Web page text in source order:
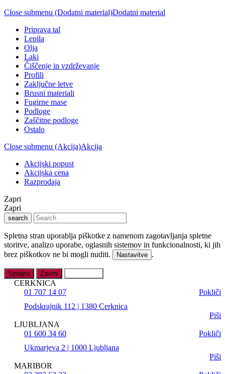
Close submenu (Dodatni material)Dodatni material
Priprava tal
Lepila
Olja
Laki
Čiščenje in vzdrževanje
Profili
Zaključne letve
Brusni materiali
Fugirne mase
Podloge
Zaščitne podloge
Ostalo
Close submenu (Akcija)Akcija
Akcijski popust
Akcijska cena
Razprodaja
Zapri
Zapri
search
Spletna stran uporablja piškotke z namenom zagotavljanja spletne
storitve, analizo uporabe, oglasnih sistemov in funkcionalnosti, ki jih
brez piškotkov ne bi mogli nuditi.
Nastavitve .
Sprejmi Zavrni
CERKNICA
01 707 14 07
Pokliči
Podskrajnik 112 | 1380 Cerknica
Piši
LJUBLJANA
01 600 34 60
Pokliči
Ukmarjeva 2 | 1000 Ljubljana
Piši
MARIBOR